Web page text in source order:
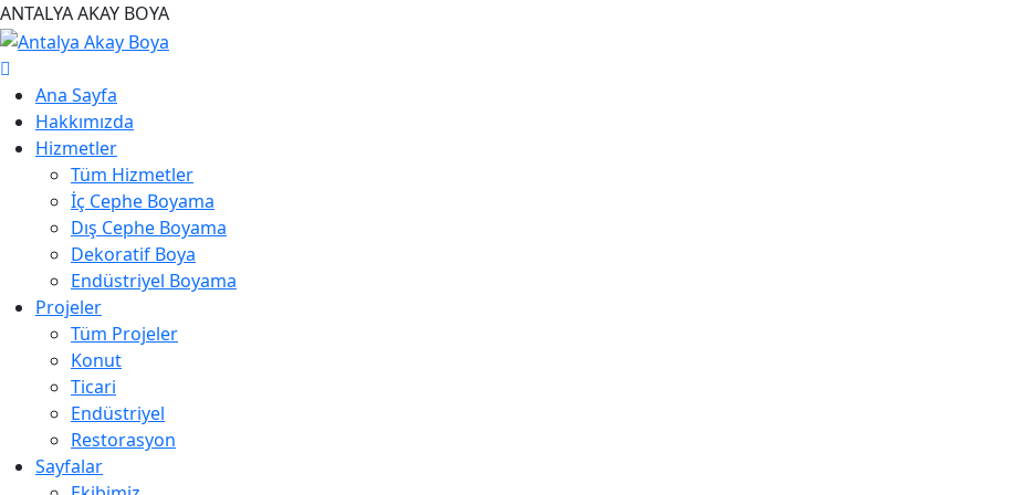
ANTALYAAKAY BOYA
Ana Sayfa
Hakkımızda
Hizmetler
Tüm Hizmetler
İç Cephe Boyama
Dış Cephe Boyama
Dekoratif Boya
Endüstriyel Boyama
Projeler
Tüm Projeler
Konut
Ticari
Endüstriyel
Restorasyon
Sayfalar